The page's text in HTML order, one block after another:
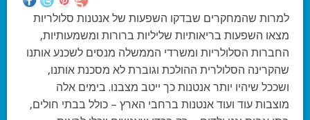
למרות שהמחקרים שבדקו השפעות של אנטנות סלולריות
מצאו השפעות בריאותיות שליליות ברורות ומשמעותיות,
החברות הסלולריות ומשרדי הממשלה מנסים לשכנע אותנו
שהקרינה הסלולרית ההולכת וגוברת לא מסכנת אותנו,
ושככל שיהיו יותר אנטנות כך ייטב מצבנו. בימים אלה
מוצבות עוד ועוד אנטנות ברחבי הארץ – כולל בבתי חולים,